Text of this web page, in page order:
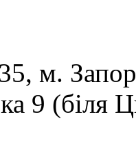
м.
9 (біля